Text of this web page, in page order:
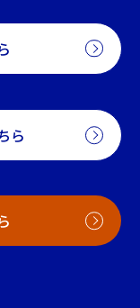
ら